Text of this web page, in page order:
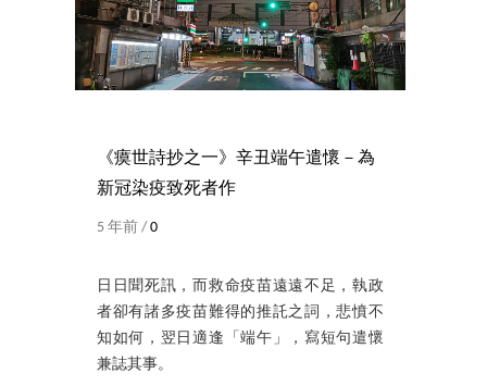
《瘼世詩抄之一》辛丑端午遣懷－為
新冠染疫致死者作
5 年前 / 0
日日聞死訊，而救命疫苗遠遠不足，執政
者卻有諸多疫苗難得的推託之詞，悲憤不
知如何，翌日適逢「端午」，寫短句遣懷
兼誌其事。